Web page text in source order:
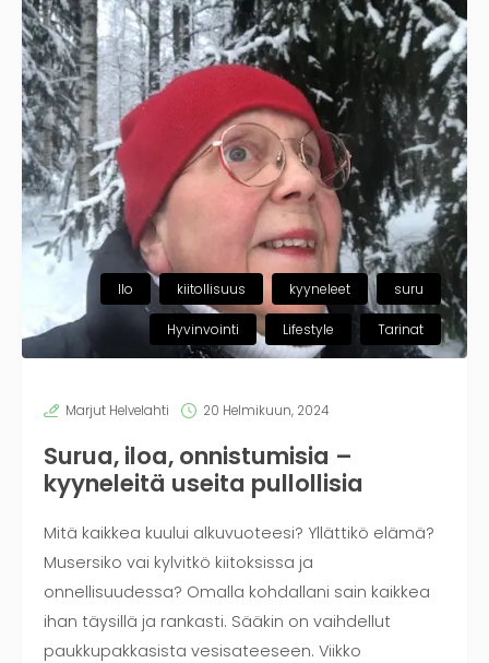
Ilo kiitollisuus kyyneleet suru
Hyvinvointi Lifestyle Tarinat
Marjut Helvelahti 20 Helmikuun, 2024
Surua, iloa, onnistumisia –
kyyneleitä useita pullollisia
Mitä kaikkea kuului alkuvuoteesi? Yllättikö elämä?
Musersiko vai kylvitkö kiitoksissa ja
onnellisuudessa? Omalla kohdallani sain kaikkea
ihan täysillä ja rankasti. Sääkin on vaihdellut
paukkupakkasista vesisateeseen. Viikko